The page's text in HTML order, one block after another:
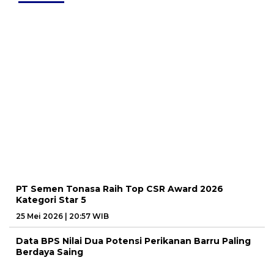
PT Semen Tonasa Raih Top CSR Award 2026
Kategori Star 5
25 Mei 2026 | 20:57 WIB
Data BPS Nilai Dua Potensi Perikanan Barru Paling
Berdaya Saing